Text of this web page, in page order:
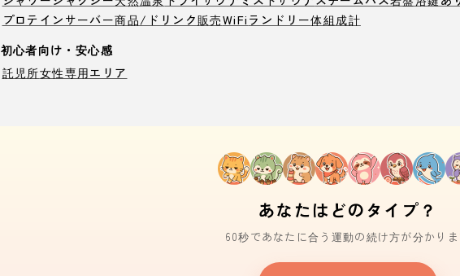
プロテインサーバー商品/ドリンク販売WiFi ランドリー体組成計
初心者向け・安心感
託児所女性専用エリア
あなたはどのタイプ？
60秒であなたに合う運動の続け方が分かり